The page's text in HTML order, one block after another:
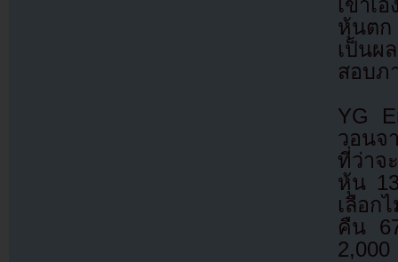
เขาเ
หุ้นตก
เป็นผ
สอบภ
YG
วอนจ
ที่ว่าจ
หุ้น
เลือก
คืน